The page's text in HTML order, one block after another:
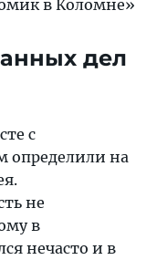
в Коломне»
дел
с
определили на
не
в
нечасто и в